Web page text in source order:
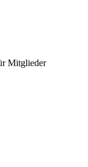
Mitglieder